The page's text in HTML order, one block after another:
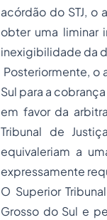
acórdão do STJ, o
obter uma liminar
inexigibilidade da
Posteriormente, o
Sul para a
em favor da
Tribunal de
equivaleriam a
expressamente
O Superior
Grosso do Sul e